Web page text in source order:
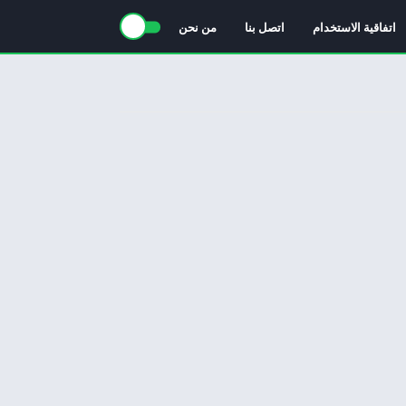
اتفاقية الاستخدام اتصل بنا من نحن